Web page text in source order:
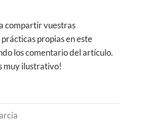
compartir vuestras
propias en este
los comentario del artículo.
muy ilustrativo!